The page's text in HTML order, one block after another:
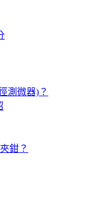
測微器)？
鉗？